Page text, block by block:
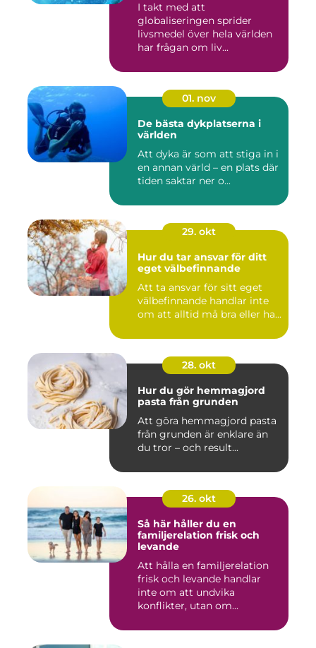
I takt med att
globaliseringen sprider
livsmedel över hela världen
har frågan om liv...
01. nov
De bästa dykplatserna i
världen
Att dyka är som att stiga in i
en annan värld – en plats där
tiden saktar ner o...
29. okt
Hur du tar ansvar för ditt
eget välbefinnande
Att ta ansvar för sitt eget
välbefinnande handlar inte
om att alltid må bra eller ha...
28. okt
Hur du gör hemmagjord
pasta från grunden
Att göra hemmagjord pasta
från grunden är enklare än
du tror – och result...
26. okt
Så här håller du en
familjerelation frisk och
levande
Att hålla en familjerelation
frisk och levande handlar
inte om att undvika
konflikter, utan om...